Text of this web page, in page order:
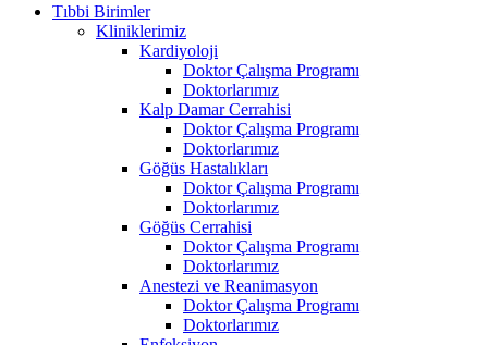
Tıbbi Birimler
Kliniklerimiz
Kardiyoloji
Doktor Çalışma Programı
Doktorlarımız
Kalp Damar Cerrahisi
Doktor Çalışma Programı
Doktorlarımız
Göğüs Hastalıkları
Doktor Çalışma Programı
Doktorlarımız
Göğüs Cerrahisi
Doktor Çalışma Programı
Doktorlarımız
Anestezi ve Reanimasyon
Doktor Çalışma Programı
Doktorlarımız